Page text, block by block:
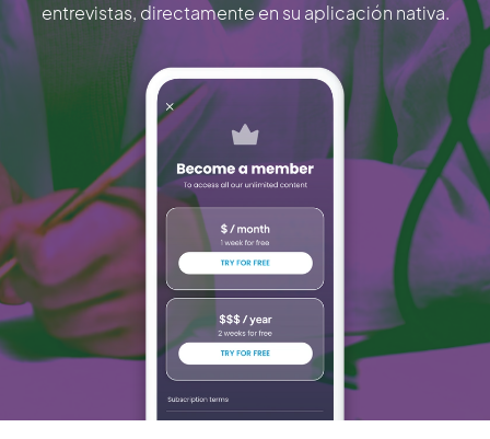
entrevistas, directamente en su aplicación nativa.